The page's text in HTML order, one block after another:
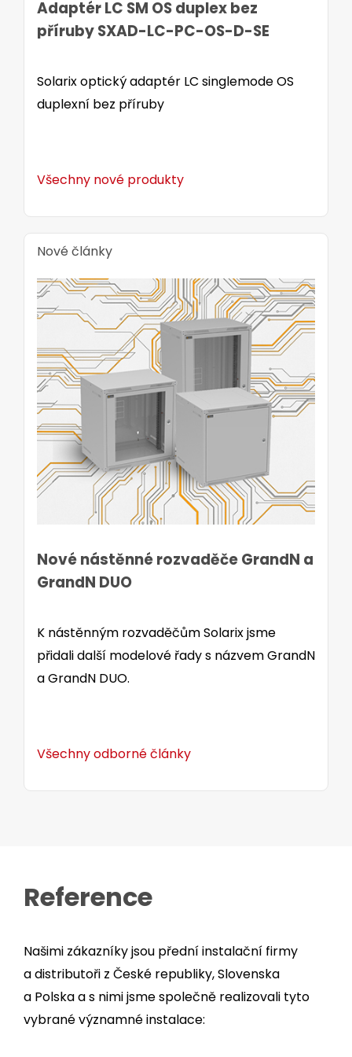
Adaptér LC SM OS duplex bez
příruby SXAD-LC-PC-OS-D-SE
Solarix optický adaptér LC singlemode OS
duplexní bez příruby
Všechny nové produkty
Nové články
Nové nástěnné rozvaděče GrandN a
GrandN DUO
K nástěnným rozvaděčům Solarix jsme
přidali další modelové řady s názvem GrandN
a GrandN DUO.
Všechny odborné články
Reference
Našimi zákazníky jsou přední instalační firmy
a distributoři z České republiky, Slovenska
a Polska a s nimi jsme společně realizovali tyto
vybrané významné instalace: